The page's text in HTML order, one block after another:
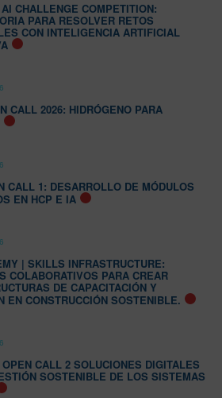
CHALLENGE COMPETITION:
PARA RESOLVER RETOS
CON INTELIGENCIA ARTIFICIAL
CALL 2026: HIDRÓGENO PARA
CALL 1: DESARROLLO DE MÓDULOS
EN HCP E IA
| SKILLS INFRASTRUCTURE:
COLABORATIVOS PARA CREAR
DE CAPACITACIÓN Y
EN CONSTRUCCIÓN SOSTENIBLE.
CALL 2 SOLUCIONES DIGITALES
SOSTENIBLE DE LOS SISTEMAS